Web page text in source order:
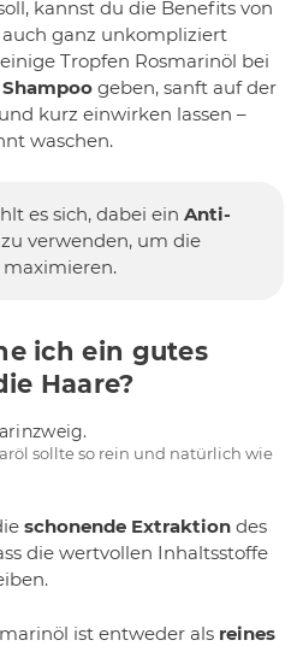
kannst du die Benefits von
auch ganz unkompliziert
Tropfen Rosmarinöl bei
geben, sanft auf der
kurz einwirken lassen –
waschen.
es sich, dabei ein Anti-
zu verwenden, um die
ich ein gutes
Haare?
sollte so rein und natürlich wie
schonende Extraktion des
die wertvollen Inhaltsstoffe
ist entweder als reines